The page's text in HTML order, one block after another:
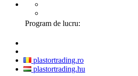
Program de lucru:
plastortrading.ro
plastortrading.hu